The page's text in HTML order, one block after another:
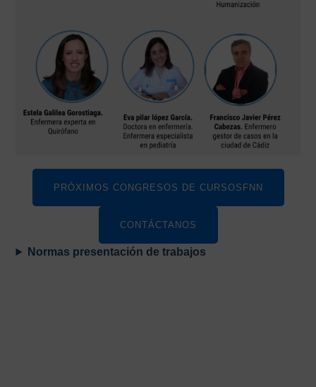
PRÓXIMOS CONGRESOS DE CURSOSFNN
CONTÁCTANOS
Normas presentación de trabajos